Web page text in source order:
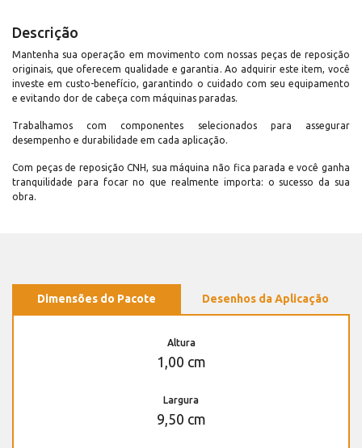
Descrição
Mantenha sua operação em movimento com nossas peças de reposição
originais, que oferecem qualidade e garantia. Ao adquirir este item, você
investe em custo-benefício, garantindo o cuidado com seu equipamento
e evitando dor de cabeça com máquinas paradas.
Trabalhamos com componentes selecionados para assegurar
desempenho e durabilidade em cada aplicação.
Com peças de reposição CNH, sua máquina não fica parada e você ganha
tranquilidade para focar no que realmente importa: o sucesso da sua
obra.
Dimensões do Pacote Desenhos da Aplicação
Altura
1,00 cm
Largura
9,50 cm